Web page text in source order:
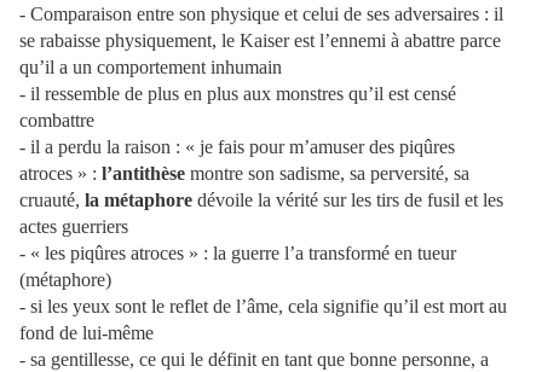
- Comparaison entre son physique et celui de ses adversaires : il
se rabaisse physiquement, le Kaiser est l’ennemi à abattre parce
qu’il a un comportement inhumain
- il ressemble de plus en plus aux monstres qu’il est censé
combattre
- il a perdu la raison : « je fais pour m’amuser des piqûres
atroces » : l’antithèse montre son sadisme, sa perversité, sa
cruauté, la métaphore dévoile la vérité sur les tirs de fusil et les
actes guerriers
- « les piqûres atroces » : la guerre l’a transformé en tueur
(métaphore)
- si les yeux sont le reflet de l’âme, cela signifie qu’il est mort au
fond de lui-même
- sa gentillesse, ce qui le définit en tant que bonne personne, a